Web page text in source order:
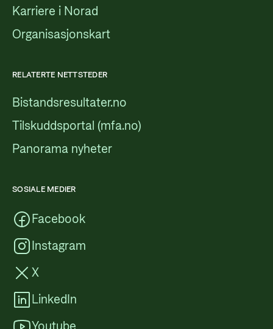
Karriere i Norad
Organisasjonskart
RELATERTE NETTSTEDER
Bistandsresultater.no
Tilskuddsportal (mfa.no)
Panorama nyheter
SOSIALE MEDIER
Facebook
Instagram
X
LinkedIn